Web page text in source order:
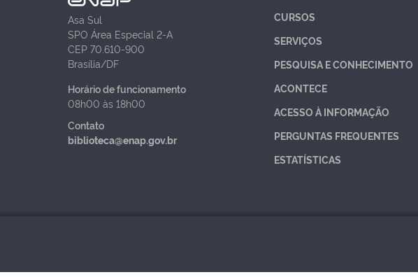
Asa Sul
SPO Área Especial 2-A
CEP 70.610-900
Brasília/DF
Horário de funcionamento
08h00 às 18h00
Contato
biblioteca@enap.gov.br
CURSOS
SERVIÇOS
PESQUISA E CONHECIMENTO
ACONTECE
ACESSO À INFORMAÇÃO
PERGUNTAS FREQUENTES
ESTATÍSTICAS